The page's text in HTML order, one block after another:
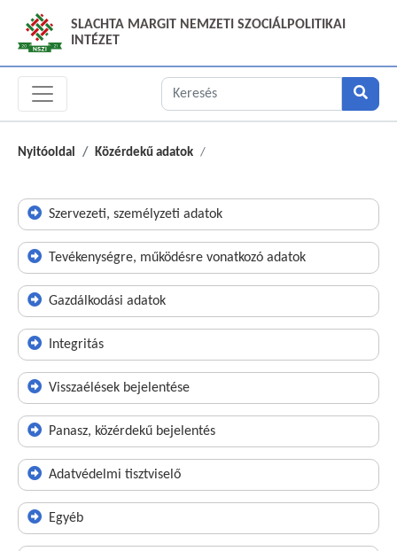
SLACHTA MARGIT NEMZETI SZOCIÁLPOLITIKAI
INTÉZET
Nyitóoldal Közérdekű adatok
Szervezeti, személyzeti adatok
Tevékenységre, működésre vonatkozó adatok
Gazdálkodási adatok
Integritás
Visszaélések bejelentése
Panasz, közérdekű bejelentés
Adatvédelmi tisztviselő
Egyéb